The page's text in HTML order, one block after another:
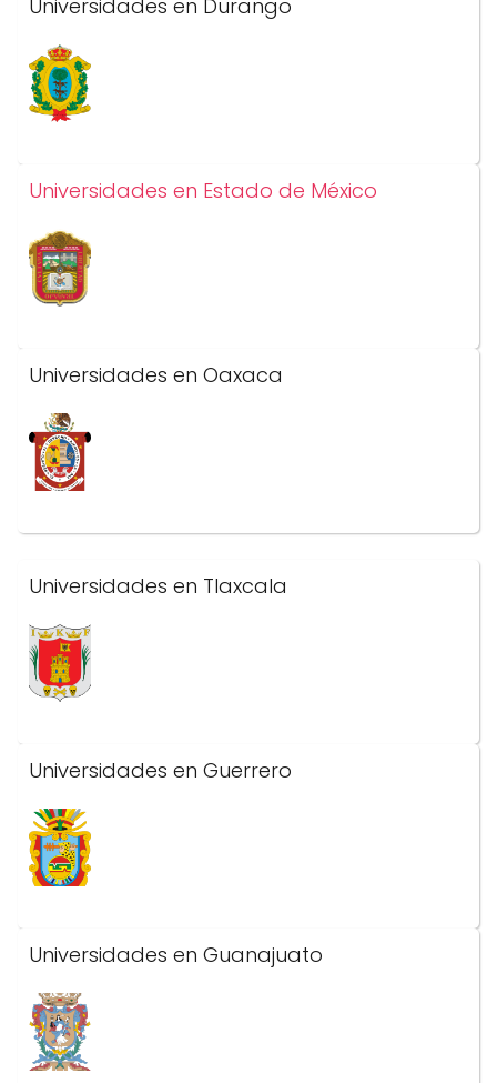
Universidades en Durango
Universidades en Estado de México
Universidades en Oaxaca
Universidades en Tlaxcala
Universidades en Guerrero
Universidades en Guanajuato